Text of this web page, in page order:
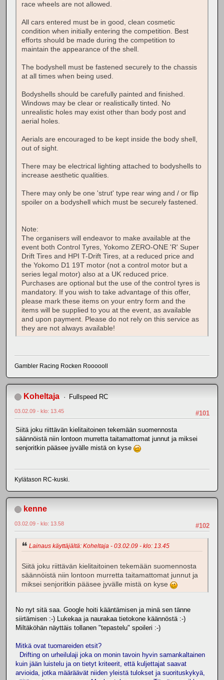
race wheels are not allowed.
All cars entered must be in good, clean cosmetic
condition when initially entering the competition. Best
efforts should be made during the competition to
maintain the appearance of the shell.
The bodyshell must be fastened securely to the chassis
at all times when being used.
Bodyshells should be carefully painted and finished.
Windows may be clear or realistically tinted. No
unrealistic holes may exist other than body post and
aerial holes.
Aerials are encouraged to be kept inside the body shell,
out of sight.
There may be electrical lighting attached to bodyshells to
increase aesthetic qualities.
There may only be one 'strut' type rear wing and / or flip
spoiler on a bodyshell which must be securely fastened.
Note:
The organisers will endeavor to make available at the
event both Control Tyres, Yokomo ZERO-ONE 'R' Super
Drift Tires and HPI T-Drift Tires, at a reduced price and
the Yokomo D1 19T motor (not a control motor but a
series legal motor) also at a UK reduced price.
Purchases are optional but the use of the control tyres is
mandatory. If you wish to take advantage of this offer,
please mark these items on your entry form and the
items will be supplied to you at the event, as available
and upon payment. Please do not rely on this service as
they are not always available!
Gambler Racing Rocken Roooooll
Koheltaja Fullspeed RC
#101
03.02.09 - klo: 13.45
Siitä joku riittävän kielitaitoinen tekemään suomennosta
säännöistä niin lontoon murretta taitamattomat junnut ja miksei
senjoritkin pääsee jyvälle mistä on kyse
Kylätason RC-kuski.
kenne
#102
03.02.09 - klo: 13.58
Lainaus käyttäjältä: Koheltaja - 03.02.09 - klo: 13.45
Siitä joku riittävän kielitaitoinen tekemään suomennosta
säännöistä niin lontoon murretta taitamattomat junnut ja
miksei senjoritkin pääsee jyvälle mistä on kyse
No nyt sitä saa. Google hoiti kääntämisen ja minä sen tänne
siirtämisen :-) Lukekaa ja naurakaa tietokone käännöstä :-)
Miltäköhän näyttäis tollanen "tepastelu" spoileri :-)
Mitkä ovat tuomareiden etsit?
Drifting on urheilulaji joka on monin tavoin hyvin samankaltainen
kuin jään luistelu ja on tietyt kriteerit, että kuljettajat saavat
arvioida, jotka määräävät niiden yleistä tulokset ja suorituskykyä,